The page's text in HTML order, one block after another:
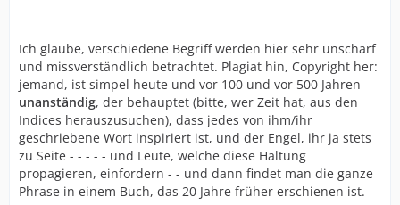
Ich glaube, verschiedene Begriff werden hier sehr unscharf
und missverständlich betrachtet. Plagiat hin, Copyright her:
jemand, ist simpel heute und vor 100 und vor 500 Jahren
unanständig, der behauptet (bitte, wer Zeit hat, aus den
Indices herauszusuchen), dass jedes von ihm/ihr
geschriebene Wort inspiriert ist, und der Engel, ihr ja stets
zu Seite - - - - - und Leute, welche diese Haltung
propagieren, einfordern - - und dann findet man die ganze
Phrase in einem Buch, das 20 Jahre früher erschienen ist.